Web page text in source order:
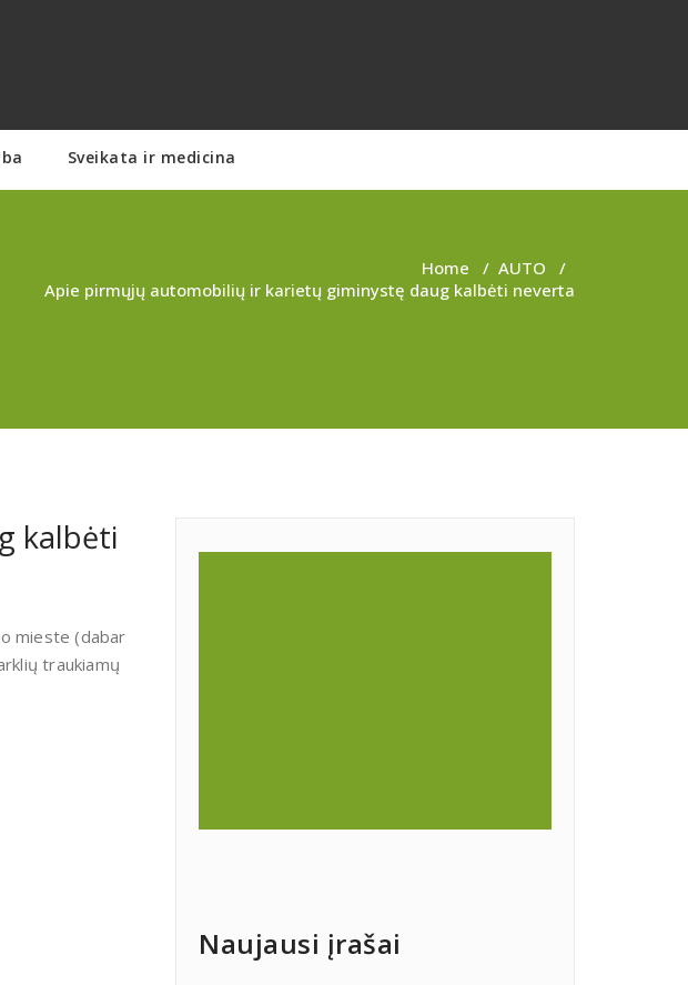
Sveikata ir medicina
Home / AUTO /
Apie pirmųjų automobilių ir karietų giminystę daug kalbėti neverta
kalbėti
mieste (dabar
traukiamų
Naujausi įrašai